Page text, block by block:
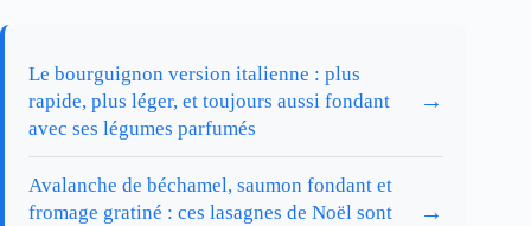
Le bourguignon version italienne : plus
rapide, plus léger, et toujours aussi fondant
avec ses légumes parfumés
→
Avalanche de béchamel, saumon fondant et
fromage gratiné : ces lasagnes de Noël sont
→